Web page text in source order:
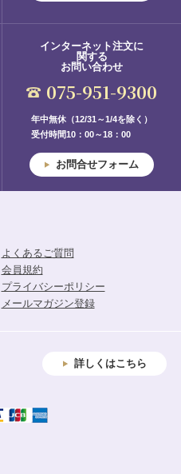
インターネット注文に
関する
お問い合わせ
075-951-9300
年中無休（12/31～1/4を除く）
受付時間10：00～18：00
お問合せフォーム
よくあるご質問
会員規約
プライバシーポリシー
メールマガジン登録
詳しくはこちら